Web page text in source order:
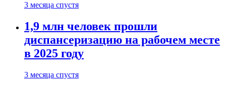
3 месяца спустя
1,9 млн человек прошли
диспансеризацию на рабочем месте
в 2025 году
3 месяца спустя